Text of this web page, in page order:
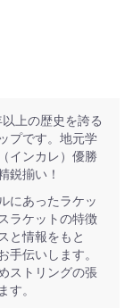
上の歴史を誇る
プです。地元学
インカレ）優勝
鋭揃い！
にあったラケッ
ラケットの特徴
と情報をもと
手伝いします。
ストリングの張
す。